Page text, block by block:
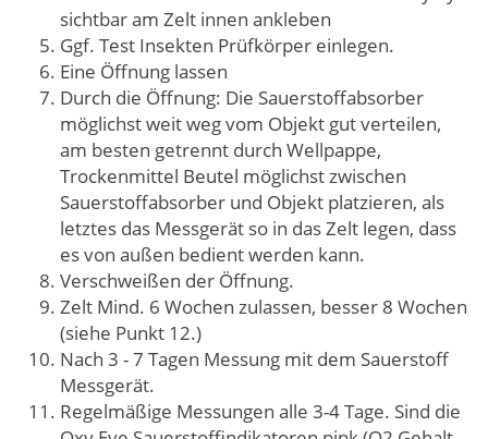
sichtbar am Zelt innen ankleben
Ggf. Test Insekten Prüfkörper einlegen.
Eine Öffnung lassen
Durch die Öffnung: Die Sauerstoffabsorber
möglichst weit weg vom Objekt gut verteilen,
am besten getrennt durch Wellpappe,
Trockenmittel Beutel möglichst zwischen
Sauerstoffabsorber und Objekt platzieren, als
letztes das Messgerät so in das Zelt legen, dass
es von außen bedient werden kann.
Verschweißen der Öffnung.
Zelt Mind. 6 Wochen zulassen, besser 8 Wochen
(siehe Punkt 12.)
Nach 3 - 7 Tagen Messung mit dem Sauerstoff
Messgerät.
Regelmäßige Messungen alle 3-4 Tage. Sind die